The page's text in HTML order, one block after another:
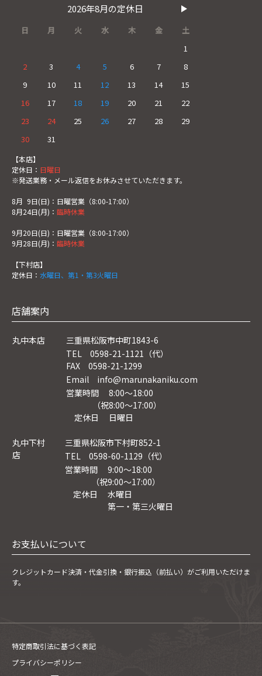
2026年8月の定休日
日 月 火 水 木 金
土
1
2
3 4 5 6 7
8
9
10 11 12 13 14
15
16
17 18 19 20 21
22
23
24 25 26 27 28
29
30
31
【本店】
定休日： 日曜日
※発送業務・メール返信をお休みさせていただきます。
8月 9日(日)：日曜営業（8:00-17:00）
8月24日(月)： 臨時休業
9月20日(日)：日曜営業（8:00-17:00）
9月28日(月)： 臨時休業
【下村店】
定休日： 水曜日、第1・第3火曜日
店舗案内
丸中本店
三重県松阪市中町1843-6
TEL 0598-21-1121（代）
FAX 0598-21-1299
Email info@marunakaniku.com
営業時間 8:00～18:00
（祝8:00〜17:00）
定休日 日曜日
丸中下村
店
三重県松阪市下村町852-1
TEL 0598-60-1129（代）
営業時間 9:00～18:00
（祝9:00〜17:00）
定休日 水曜日
第一・第三火曜日
お支払いについて
クレジットカード決済・ 代金引換・銀行振込（前払い）がご利用いただけま
す。
特定商取引法に基づく表記
プライバシーポリシー